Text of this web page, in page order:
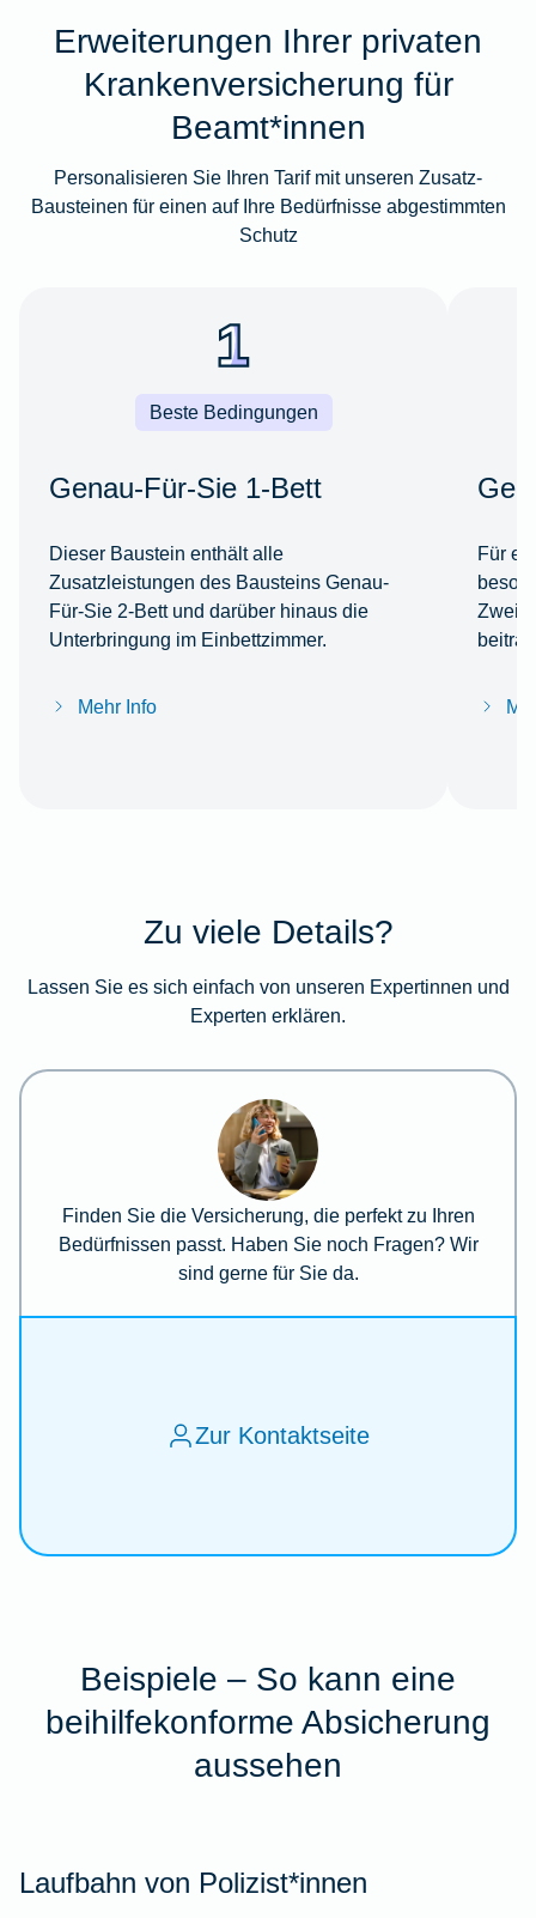
Erweiterungen Ihrer privaten
Krankenversicherung für
Beamt*innen
Personalisieren Sie Ihren Tarif mit unseren Zusatz-
Bausteinen für einen auf Ihre Bedürfnisse abgestimmten
Schutz
Beste Bedingungen
Genau-Für-Sie 1-Bett
Dieser Baustein enthält alle
Zusatzleistungen des Bausteins Genau-
Für-Sie 2-Bett und darüber hinaus die
Unterbringung im Einbettzimmer.
Mehr Info
Für
Zu viele Details?
Lassen Sie es sich einfach von unseren Expertinnen und
Experten erklären.
Finden Sie die Versicherung, die perfekt zu Ihren
Bedürfnissen passt. Haben Sie noch Fragen? Wir
sind gerne für Sie da.
Zur Kontaktseite
Beispiele – So kann eine
beihilfekonforme Absicherung
aussehen
Laufbahn von Polizist*innen